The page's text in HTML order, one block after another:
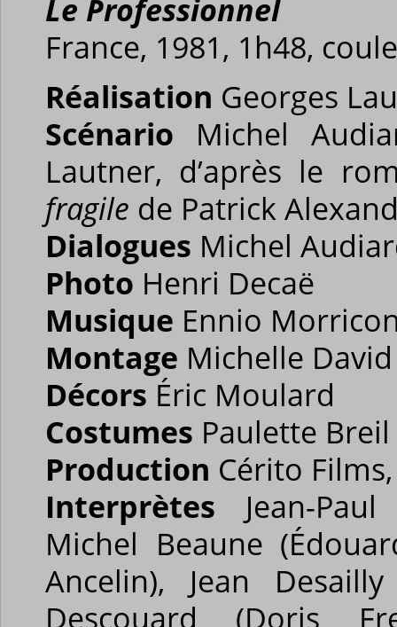
Le Professionnel
France, 1981, 1h48,
Réalisation Georges
Scénario Michel
Lautner, d’après le
fragile de Patrick
Dialogues Michel
Photo Henri Decaë
Musique Ennio
Montage Michelle David
Décors Éric Moulard
Costumes Paulette Breil
Production Cérito
Interprètes Jean-
Michel Beaune
Ancelin), Jean
Descouard (Doris